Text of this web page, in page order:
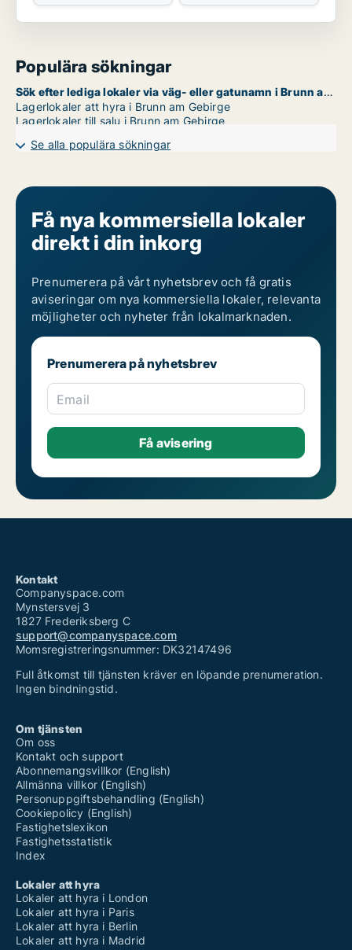
Populära sökningar
Sök efter lediga lokaler via väg- eller gatunamn i Brunn am Gebirge
Lagerlokaler att hyra i Brunn am Gebirge
Lagerlokaler till salu i Brunn am Gebirge
Se alla populära sökningar
Få nya kommersiella lokaler
direkt i din inkorg
Prenumerera på vårt nyhetsbrev och få gratis
aviseringar om nya kommersiella lokaler, relevanta
möjligheter och nyheter från lokalmarknaden.
Prenumerera på nyhetsbrev
Email
Kontakt
Companyspace.com
Mynstersvej 3
1827 Frederiksberg C
support@companyspace.com
Momsregistreringsnummer: DK32147496
Full åtkomst till tjänsten kräver en löpande prenumeration.
Ingen bindningstid.
Om tjänsten
Om oss
Kontakt och support
Abonnemangsvillkor (English)
Allmänna villkor (English)
Personuppgiftsbehandling (English)
Cookiepolicy (English)
Fastighetslexikon
Fastighetsstatistik
Index
Lokaler att hyra
Lokaler att hyra i London
Lokaler att hyra i Paris
Lokaler att hyra i Berlin
Lokaler att hyra i Madrid